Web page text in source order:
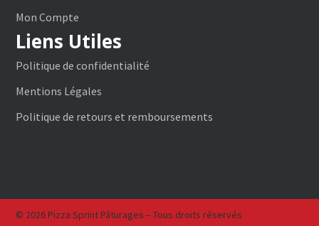
Mon Compte
Liens Utiles
Politique de confidentialité
Mentions Légales
Politique de retours et remboursements
© 2026 Pizza Sprint Pâturages – Tous droits réservés